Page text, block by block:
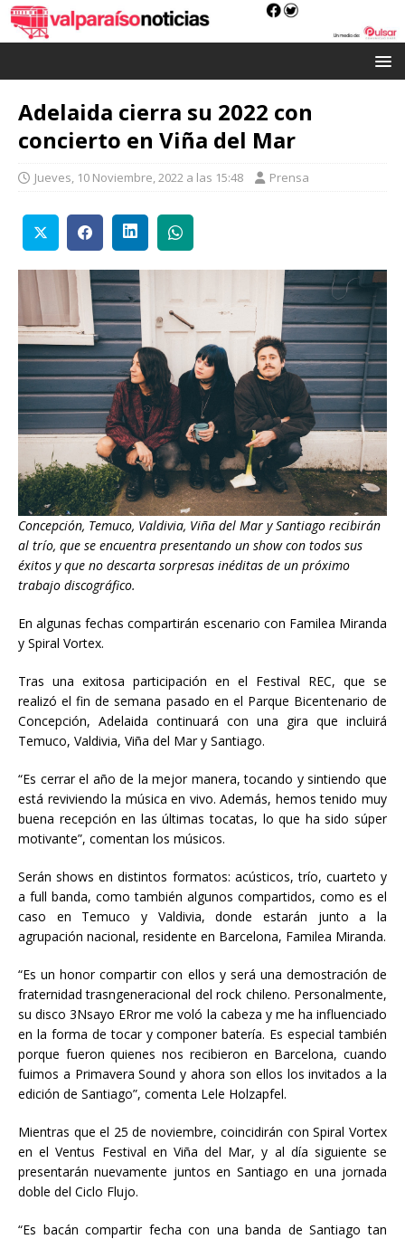
Adelaida cierra su 2022 con
concierto en Viña del Mar
Jueves, 10 Noviembre, 2022 a las 15:48 Prensa
Concepción, Temuco, Valdivia, Viña del Mar y Santiago recibirán
al trío, que se encuentra presentando un show con todos sus
éxitos y que no descarta sorpresas inéditas de un próximo
trabajo discográfico.
En algunas fechas compartirán escenario con Familea Miranda
y Spiral Vortex.
Tras una exitosa participación en el Festival REC, que se
realizó el fin de semana pasado en el Parque Bicentenario de
Concepción, Adelaida continuará con una gira que incluirá
Temuco, Valdivia, Viña del Mar y Santiago.
“Es cerrar el año de la mejor manera, tocando y sintiendo que
está reviviendo la música en vivo. Además, hemos tenido muy
buena recepción en las últimas tocatas, lo que ha sido súper
motivante”, comentan los músicos.
Serán shows en distintos formatos: acústicos, trío, cuarteto y
a full banda, como también algunos compartidos, como es el
caso en Temuco y Valdivia, donde estarán junto a la
agrupación nacional, residente en Barcelona, Familea Miranda.
“Es un honor compartir con ellos y será una demostración de
fraternidad trasngeneracional del rock chileno. Personalmente,
su disco 3Nsayo ERror me voló la cabeza y me ha influenciado
en la forma de tocar y componer batería. Es especial también
porque fueron quienes nos recibieron en Barcelona, cuando
fuimos a Primavera Sound y ahora son ellos los invitados a la
edición de Santiago”, comenta Lele Holzapfel.
Mientras que el 25 de noviembre, coincidirán con Spiral Vortex
en el Ventus Festival en Viña del Mar, y al día siguiente se
presentarán nuevamente juntos en Santiago en una jornada
doble del Ciclo Flujo.
“Es bacán compartir fecha con una banda de Santiago tan